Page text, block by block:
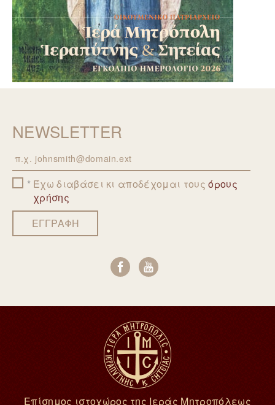
NEWSLETTER
Email Έχω διαβάσει κι αποδέχομαι τουςόρους
χρήσης
ΕΓΓΡΑΦΗ
Επίσημος ιστοχώρος της Ιεράς Μητροπόλεως